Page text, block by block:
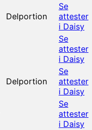
Delportion
Se
attester
i Daisy
Se
attester
i Daisy
Delportion
Se
attester
i Daisy
Se
attester
i Daisy